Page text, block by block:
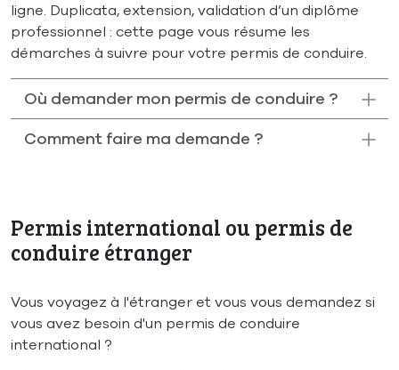
ligne. Duplicata, extension, validation d’un diplôme
professionnel : cette page vous résume les
démarches à suivre pour votre permis de conduire.
Où demander mon permis de conduire ?
Comment faire ma demande ?
Permis international ou permis de
conduire étranger
Vous voyagez à l'étranger et vous vous demandez si
vous avez besoin d'un permis de conduire
international ?